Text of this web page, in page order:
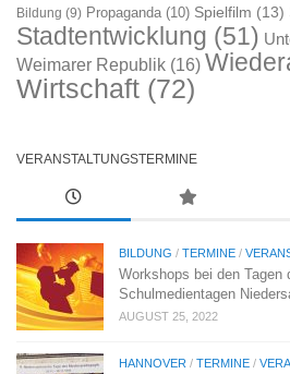
Bildung (9) Propaganda (10) Spielfilm (13)
Stadtentwicklung (51)
Weimarer Republik (16)
Wirtschaft (72)
VERANSTALTUNGSTERMINE
BILDUNG / TERMINE /
Workshops bei den Tagen
Schulmedientagen
AUGUST 25, 2022
HANNOVER / TERMINE /